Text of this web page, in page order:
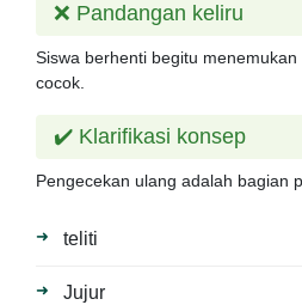
❌ Pandangan keliru
Siswa berhenti begitu
cocok.
✔️ Klarifikasi konsep
Pengecekan ulang adalah bagian
teliti
Jujur